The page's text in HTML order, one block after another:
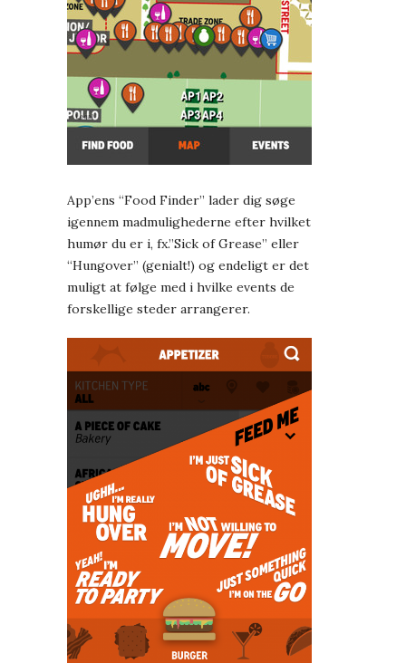
App’ens “Food Finder” lader dig søge
igennem madmulighederne efter hvilket
humør du er i, fx.”Sick of Grease” eller
“Hungover” (genialt!) og endeligt er det
muligt at følge med i hvilke events de
forskellige steder arrangerer.